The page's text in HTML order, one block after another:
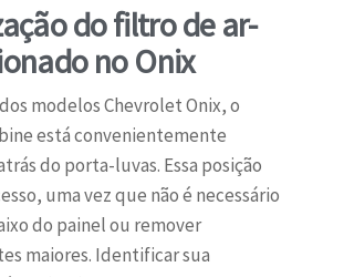
do filtro de ar-
no Onix
modelos Chevrolet Onix, o
está convenientemente
do porta-luvas. Essa posição
uma vez que não é necessário
do painel ou remover
maiores. Identificar sua